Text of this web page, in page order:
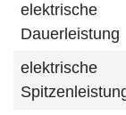
elektrische
Dauerleistung
elektrische